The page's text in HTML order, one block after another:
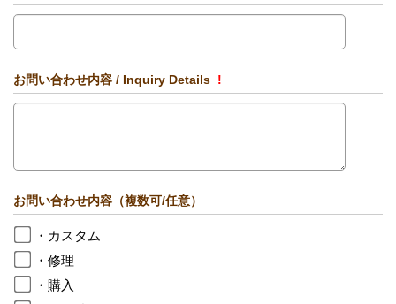
お問い合わせ内容 / Inquiry Details !
お問い合わせ内容（複数可/任意）
・カスタム
・修理
・購入